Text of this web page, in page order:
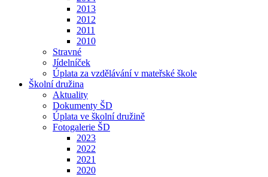
2013
2012
2011
2010
Stravné
Jídelníček
Úplata za vzdělávání v mateřské škole
Školní družina
Aktuality
Dokumenty ŠD
Úplata ve školní družině
Fotogalerie ŠD
2023
2022
2021
2020